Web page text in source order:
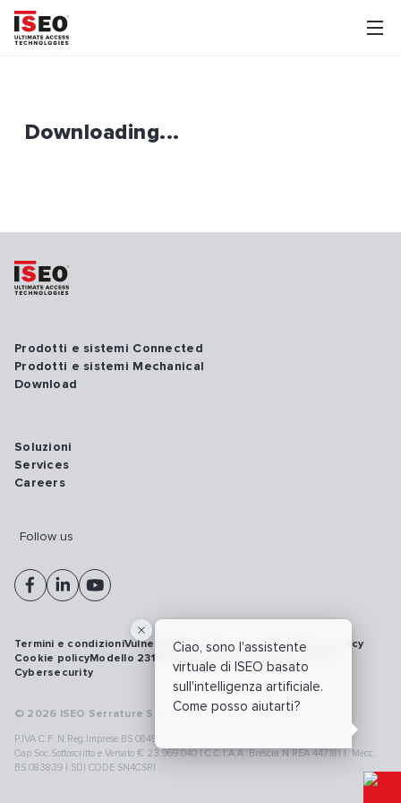
Downloading...
Ciao, sono l'assistente
virtuale di ISEO basato
sull'intelligenza artificiale.
Come posso aiutarti?
Prodotti e sistemi Connected
Prodotti e sistemi Mechanical
Download
Soluzioni
Services
Careers
Follow us
© 2026 ISEO Serrature S.p.A. All right reserved
P.IVA C.F. N.Reg.Imprese BS 08499190018 | Cap.Soc.Deliberato € 24.340.965 |
Cap.Soc.Sottoscritto e Versato € 23.969.040 | C.C.I.A.A. Brescia N.REA 447181 |. Mecc.
BS 083839 | SDI CODE SN4CSRI
Termini e condizioniVulnerability disclosure policyPrivacy policy
Cookie policyModello 231WhistleblowingRichiamo prodotti
Cybersecurity